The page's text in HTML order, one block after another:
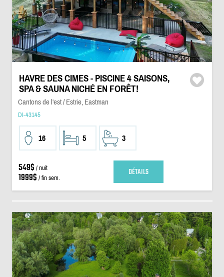
HAVRE DES CIMES - PISCINE 4 SAISONS,
SPA & SAUNA NICHÉ EN FORÊT!
Cantons de l'est / Estrie, Eastman
DI-43145
16 5 3
549$ / nuit
1999$ / fin sem. DÉTAILS